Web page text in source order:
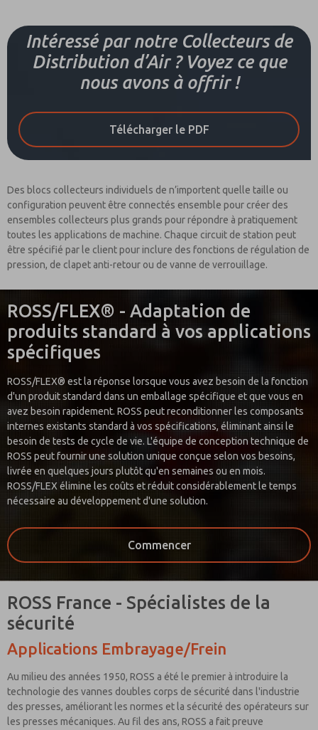
Intéressé par notre Collecteurs de
Distribution d’Air ? Voyez ce que
nous avons à offrir !
Télécharger le PDF
Des blocs collecteurs individuels de n’importent quelle taille ou
configuration peuvent être connectés ensemble pour créer des
ensembles collecteurs plus grands pour répondre à pratiquement
toutes les applications de machine. Chaque circuit de station peut
être spécifié par le client pour inclure des fonctions de régulation de
pression, de clapet anti-retour ou de vanne de verrouillage.
ROSS/FLEX® - Adaptation de
produits standard à vos applications
spécifiques
ROSS/FLEX® est la réponse lorsque vous avez besoin de la fonction
d'un produit standard dans un emballage spécifique et que vous en
avez besoin rapidement. ROSS peut reconditionner les composants
internes existants standard à vos spécifications, éliminant ainsi le
besoin de tests de cycle de vie. L'équipe de conception technique de
ROSS peut fournir une solution unique conçue selon vos besoins,
livrée en quelques jours plutôt qu'en semaines ou en mois.
ROSS/FLEX élimine les coûts et réduit considérablement le temps
nécessaire au développement d'une solution.
Commencer
ROSS France - Spécialistes de la
sécurité
Applications Embrayage/Frein
Au milieu des années 1950, ROSS a été le premier à introduire la
technologie des vannes doubles corps de sécurité dans l'industrie
des presses, améliorant les normes et la sécurité des opérateurs sur
les presses mécaniques. Au fil des ans, ROSS a fait preuve